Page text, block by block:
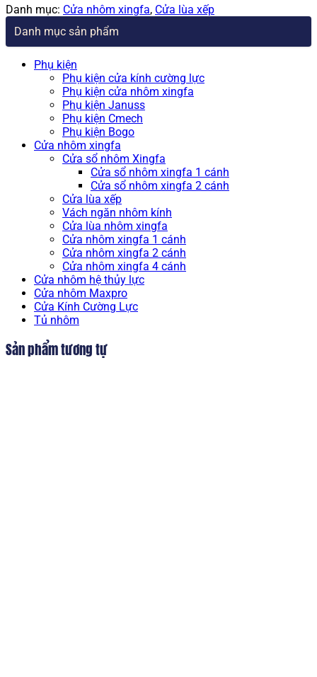
xingfa
xếp
trượt
6
cánh
Danh mục: Cửa nhôm xingfa, Cửa lùa xếp
Danh mục sản phẩm
Phụ kiện
Phụ kiện cửa kính cường lực
Phụ kiện cửa nhôm xingfa
Phụ kiện Januss
Phụ kiện Cmech
Phụ kiện Bogo
Cửa nhôm xingfa
Cửa sổ nhôm Xingfa
Cửa sổ nhôm xingfa 1 cánh
Cửa sổ nhôm xingfa 2 cánh
Cửa lùa xếp
Vách ngăn nhôm kính
Cửa lùa nhôm xingfa
Cửa nhôm xingfa 1 cánh
Cửa nhôm xingfa 2 cánh
Cửa nhôm xingfa 4 cánh
Cửa nhôm hệ thủy lực
Cửa nhôm Maxpro
Cửa Kính Cường Lực
Tủ nhôm
Sản phẩm tương tự